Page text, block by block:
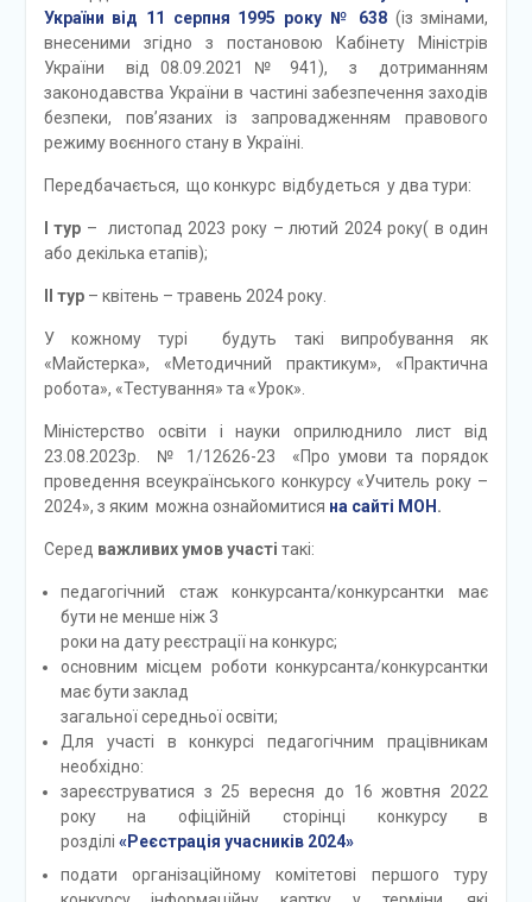
України від 11 серпня 1995 року № 638(із змінами,
внесеними згідно з постановою Кабінету Міністрів
України від 08.09.2021 № 941), з дотриманням
законодавства України в частині забезпечення заходів
безпеки, пов’язаних із запровадженням правового
режиму воєнного стану в Україні.
Передбачається, що конкурс відбудеться у два тури:
І тур – листопад 2023 року – лютий 2024 року( в один
або декілька етапів);
ІІ тур– квітень – травень 2024 року.
У кожному турі будуть такі випробування як
«Майстерка», «Методичний практикум», «Практична
робота», «Тестування» та «Урок».
Міністерство освіти і науки оприлюднило лист від
23.08.2023р. № 1/12626-23 «Про умови та порядок
проведення всеукраїнського конкурсу «Учитель року –
2024», з яким можна ознайомитися на сайті МОН.
Серед важливих умов участі такі:
педагогічний стаж конкурсанта/конкурсантки має
бути не менше ніж 3
роки на дату реєстрації на конкурс;
основним місцем роботи конкурсанта/конкурсантки
має бути заклад
загальної середньої освіти;
Для участі в конкурсі педагогічним працівникам
необхідно:
зареєструватися з 25 вересня до 16 жовтня 2022
року на офіційній сторінці конкурсу в
розділі «Реєстрація учасників 2024»
подати організаційному комітетові першого туру